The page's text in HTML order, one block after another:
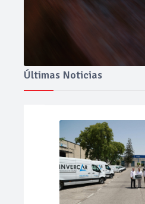
Últimas Noticias